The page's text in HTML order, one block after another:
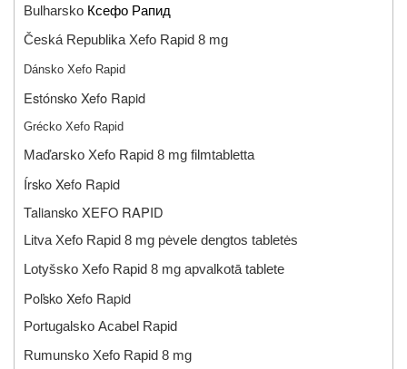
Bulharsko Ксефо Рапид
Česká Republika Xefo Rapid 8 mg
Dánsko Xefo Rapid
Estónsko Xefo Rapid
Grécko Xefo Rapid
Maďarsko Xefo Rapid 8 mg filmtabletta
Írsko Xefo Rapid
Taliansko XEFO RAPID
Litva Xefo Rapid 8 mg pėvele dengtos tabletės
Lotyšsko Xefo Rapid 8 mg apvalkotā tablete
Poľsko Xefo Rapid
Portugalsko Acabel Rapid
Rumunsko Xefo Rapid 8 mg